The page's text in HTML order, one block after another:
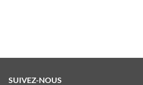
SUIVEZ-NOUS